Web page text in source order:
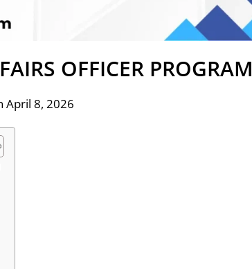
OFFICER PROGRAM
April 8, 2026